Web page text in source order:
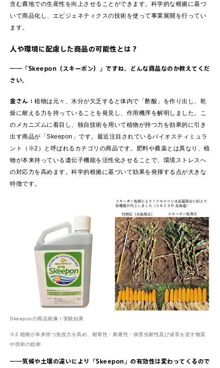
含む農地での生産性を向上させることができます。科学的な根拠に基づ
いて商品化し、エピジェネティクスの技術を使って事業展開を行ってい
ます。
人や環境に配慮した商品の可能性とは？
――「Skeepon（スキーポン）」ですね。どんな商品なのか教えてくだ
さい。
金さん： 植物は元々、水分が欠乏すると体内で「酢酸」を作り出し、乾
燥に耐える力を持っていることを発見し、作用機序を解明しました。こ
のメカニズムに着目し、独自技術を用いて植物が持つ力を効果的に引き
出す商品が「Skeepon」です。最近注目されているバイオスティミュラ
ント（※2）と呼ばれるカテゴリの商品です。肥料や農薬とは異なり、植
物が本来持っている遺伝子機能を活性化させることで、環境ストレスへ
の対応力を高めます。科学的根拠に基づいて効果を発揮する点が大きな
特徴です。
Skeeponの商品画像 / 実験結果
※2 植物が本来持つ免疫力を高め、耐寒性・耐暑性・病害虫耐性及び成長を促す物質
や技術の総称
――気候や土壌の違いにより「Skeepon」の有効性は変わってくるので